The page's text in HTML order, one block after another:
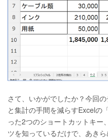
さて、いかがでしたか？今回
と集計の手間を減らすExcelの
った2つのショートカットキー
ツを知っているだけで、あき